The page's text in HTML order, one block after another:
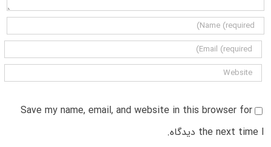
Save my name, email, and website in this browser for
the next time I دیدگاه.